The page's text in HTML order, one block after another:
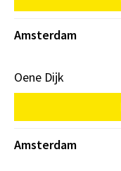
Amsterdam
Oene Dijk
Amsterdam